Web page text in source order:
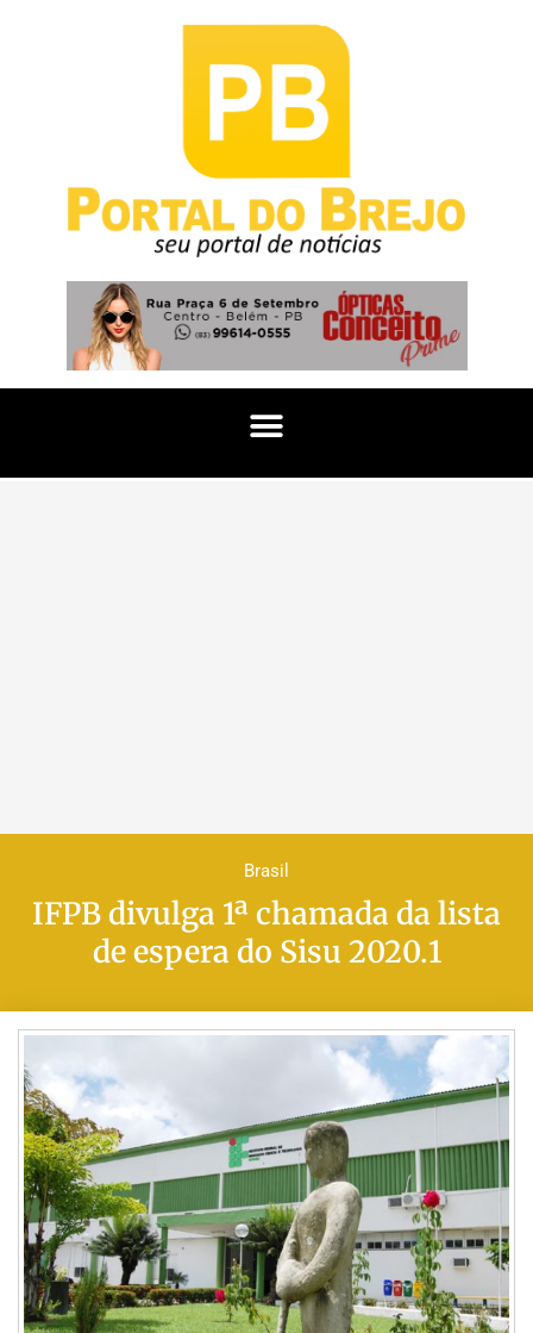
Brasil
IFPB divulga 1ª chamada da lista
de espera do Sisu 2020.1